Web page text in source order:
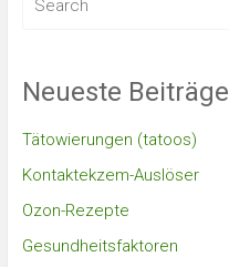
Neueste Beiträge
Tätowierungen (tatoos)
Kontaktekzem-Auslöser
Ozon-Rezepte
Gesundheitsfaktoren